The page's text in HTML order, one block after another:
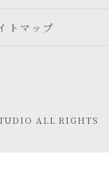
トマップ
ALL RIGHTS